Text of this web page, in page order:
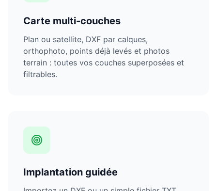
Carte multi-couches
Plan ou satellite, DXF par calques,
orthophoto, points déjà levés et photos
terrain : toutes vos couches superposées et
filtrables.
Implantation guidée